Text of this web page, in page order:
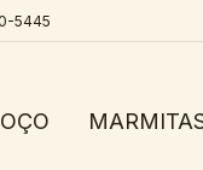
5445